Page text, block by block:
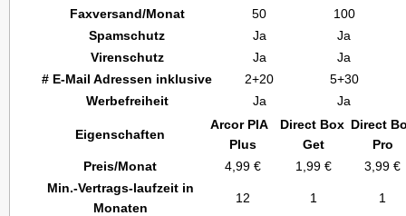
Faxversand/Monat
50
100
Spamschutz
Ja
Ja
Virenschutz
Ja
Ja
# E-Mail Adressen inklusive
2+20
5+30
Werbefreiheit
Ja Ja
Eigenschaften
Arcor PIA
Plus
Direct Box
Get
Direct
Pro
Preis/Monat
4,99 € 1,99 €
3,99 €
Min.-Vertrags-laufzeit in
Monaten
12 1 1